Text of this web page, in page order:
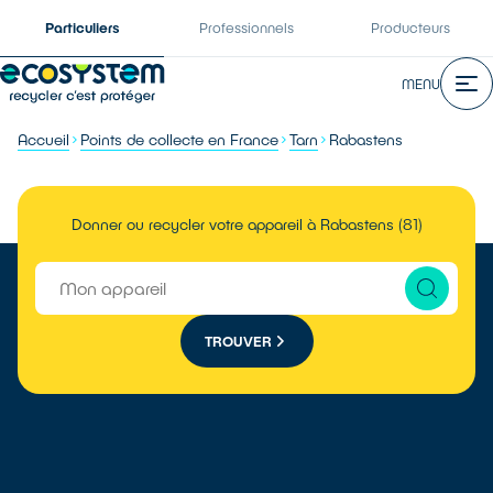
Particuliers Professionnels Producteurs
MENU
Accueil Points de collecte en France Tarn Rabastens
Donner ou recycler votre appareil à Rabastens (81)
TROUVER